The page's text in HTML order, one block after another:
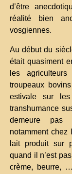
d’être
réalité bien
vosgiennes.
Au début du
était quasiment
les
troupeaux
estivale sur
transhumance
demeure pas
notamment chez
lait produit sur
quand il n’est
crème, beurre,